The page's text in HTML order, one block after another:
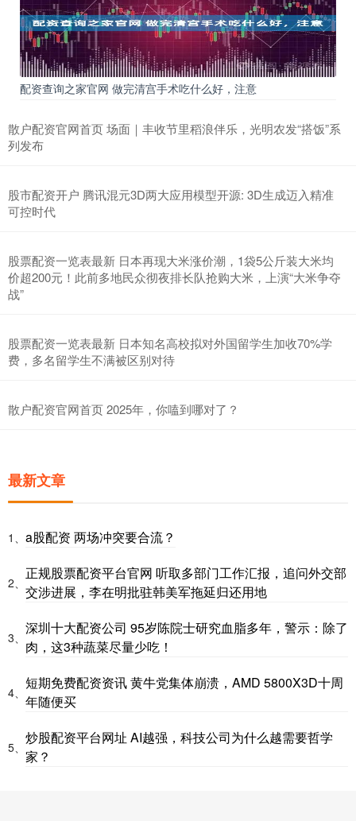
配资查询之家官网 做完清宫手术吃什么好，注意
散户配资官网首页 场面｜丰收节里稻浪伴乐，光明农发“搭饭”系
列发布
股市配资开户 腾讯混元3D两大应用模型开源: 3D生成迈入精准
可控时代
股票配资一览表最新 日本再现大米涨价潮，1袋5公斤装大米均
价超200元！此前多地民众彻夜排长队抢购大米，上演“大米争夺
战”
股票配资一览表最新 日本知名高校拟对外国留学生加收70%学
费，多名留学生不满被区别对待
散户配资官网首页 2025年，你嗑到哪对了？
最新文章
1、 a股配资 两场冲突要合流？
2、
正规股票配资平台官网 听取多部门工作汇报，追问外交部
交涉进展，李在明批驻韩美军拖延归还用地
3、
深圳十大配资公司 95岁陈院士研究血脂多年，警示：除了
肉，这3种蔬菜尽量少吃！
4、
短期免费配资资讯 黄牛党集体崩溃，AMD 5800X3D十周
年随便买
5、
炒股配资平台网址 AI越强，科技公司为什么越需要哲学
家？